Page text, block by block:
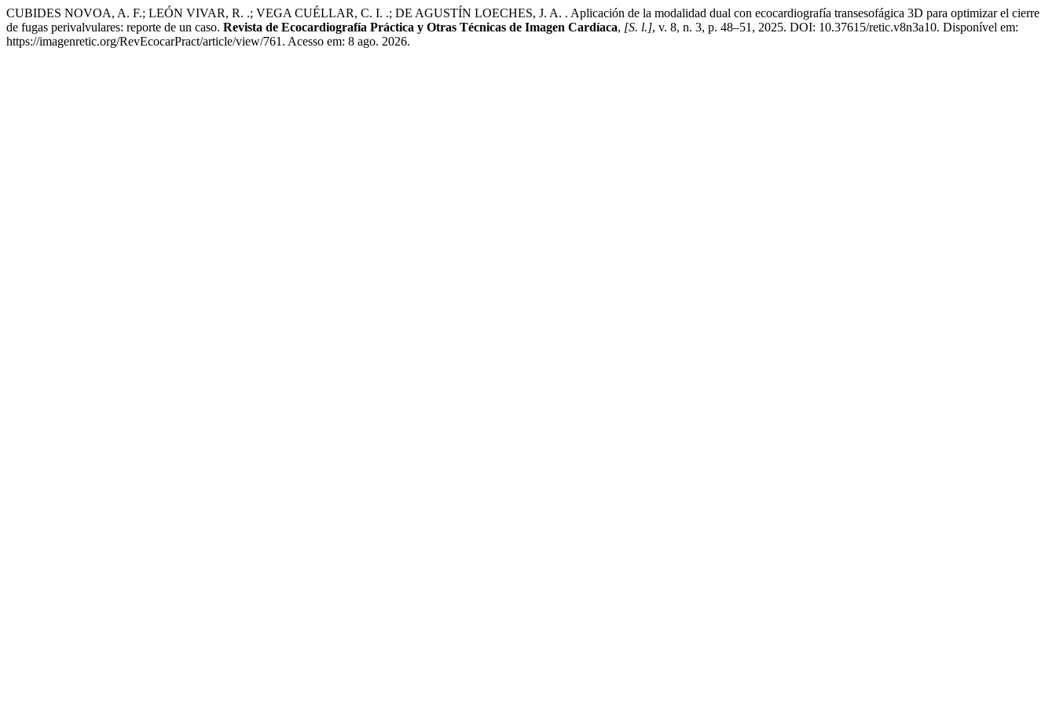
CUBIDES NOVOA, A. F.; LEÓN VIVAR, R. .; VEGA CUÉLLAR, C. I. .; DE AGUSTÍN LOECHES, J. A. . Aplicación de la modalidad dual con ecocardiografía transesofágica 3D para optimizar el cierre
de fugas perivalvulares: reporte de un caso. Revista de Ecocardiografía Práctica y Otras Técnicas de Imagen Cardíaca, [S. l.], v. 8, n. 3, p. 48–51, 2025. DOI: 10.37615/retic.v8n3a10. Disponível em:
https://imagenretic.org/RevEcocarPract/article/view/761. Acesso em: 8 ago. 2026.